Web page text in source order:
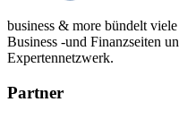
business & more bündelt
Business -und Finanzseiten
Expertennetzwerk.
Partner